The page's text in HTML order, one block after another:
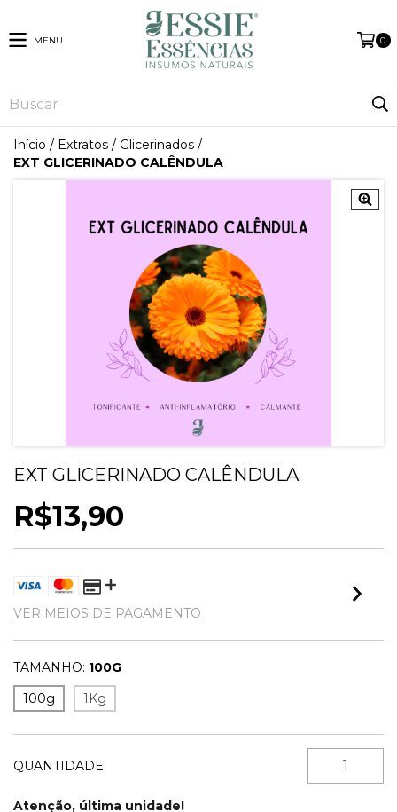
MENU 0
Início / Extratos / Glicerinados /
EXT GLICERINADO CALÊNDULA
EXT GLICERINADO CALÊNDULA
R$13,90
VER MEIOS DE PAGAMENTO
TAMANHO: 100G
100g
1Kg
QUANTIDADE
Atenção, última unidade!